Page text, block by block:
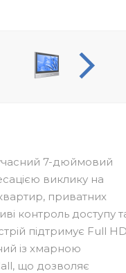
7-дюймовий
виклику на
приватних
контроль доступу
підтримує Full
із хмарною
що дозволяє